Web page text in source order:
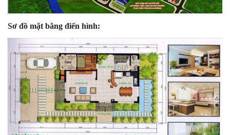
Sơ đồ mặt bằng điển hình: